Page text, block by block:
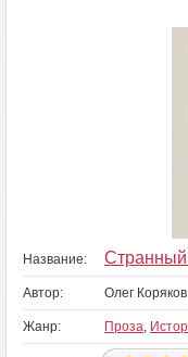
Название: Странный
Автор: Олег Коряков
Жанр: Проза,